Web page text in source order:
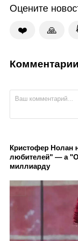
Оцените
❤️ 🙏
Комментарии
Кристофер Нолан
любителей" — а
миллиарду